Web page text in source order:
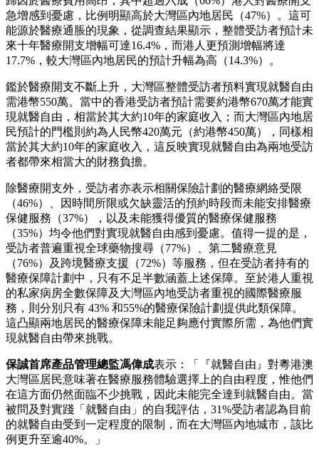
急增感到憂慮，比例明顯高於大灣區內地居民（47%）。這可
能源於醫療通脹的現象，從調查結果顯示，整體受訪者預計未
來十年醫療開支增幅可達16.4%，而港人更預測增幅將達
17.7%，較大灣區內地居民的預計升幅為高（14.3%）。
鑑於醫療開支不斷上升，大灣區整體受訪者預料實現就醫自由
需港幣550萬。當中的香港受訪者預計需要約港幣670萬才能實
現就醫自由，相當於其大約10年的家庭收入；而大灣區內地居
民預計的門檻則約為人民幣420萬元（約港幣450萬），同樣相
當於其大約10年的家庭收入，這反映實現就醫自由為兩地受訪
者都帶來相當大的財務負擔。
除醫療開支外，受訪者亦表示相關保險計劃的醫療網絡受限
（46%）、因時間所限或欠缺靈活的預約時段而未能安排醫療
保健服務（37%），以及未能獲得優質的醫療保健服務
（35%）均令他們對實現就醫自由感到憂慮。值得一提的是，
受訪者普遍重視全球藥物搜尋（77%）、第二醫療意見
（76%）及跨境醫療支援（72%）等服務，但在受訪者持有的
醫療保障計劃中，只有不足半數涵蓋上述保障。至於港人重視
的私家病房全數保障及大灣區內地受訪者重視的國際醫療服
務，則分別只有 43% 和55%的醫療保險計劃提供此類保障。
這凸顯兩地居民的醫療保障未能足夠應付實際所需，為他們實
現就醫自由帶來挑戰。
保誠首席產品管理總監馮偉成表示：「『就醫自由』對粵港澳
大灣區居民意味著在醫療服務體驗選擇上的自由程度，惟他們
在這方面仍然面臨不少挑戰，因此未能完全達到就醫自由。當
被問及對實踐「就醫自由」的自我評估，31%受訪者認為目前
的就醫自由受到一定程度的限制，而在大灣區內地城市，該比
例更升至逾40%。」